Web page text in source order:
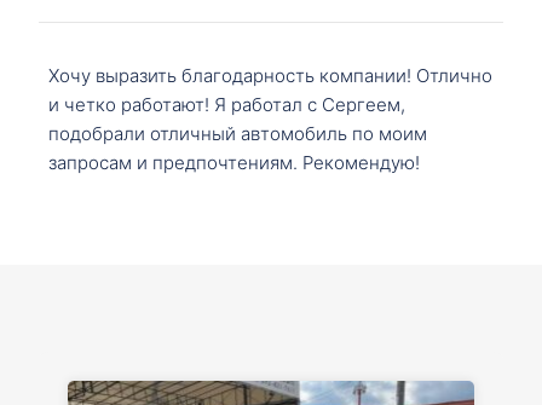
Хочу выразить благодарность компании! Отлично
и четко работают! Я работал с Сергеем,
подобрали отличный автомобиль по моим
запросам и предпочтениям. Рекомендую!